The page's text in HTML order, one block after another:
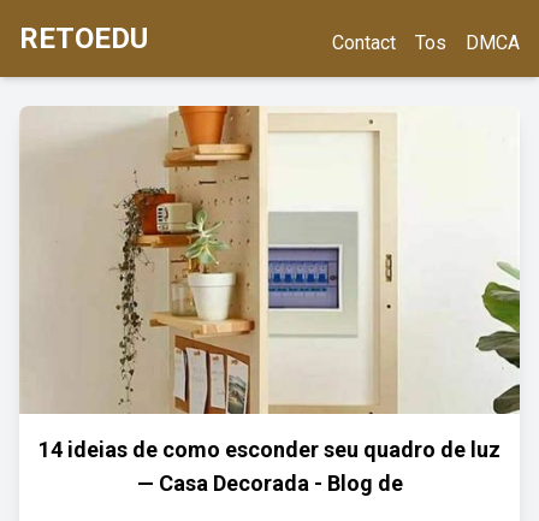
RETOEDU Contact Tos DMCA
14 ideias de como esconder seu quadro de luz
— Casa Decorada - Blog de